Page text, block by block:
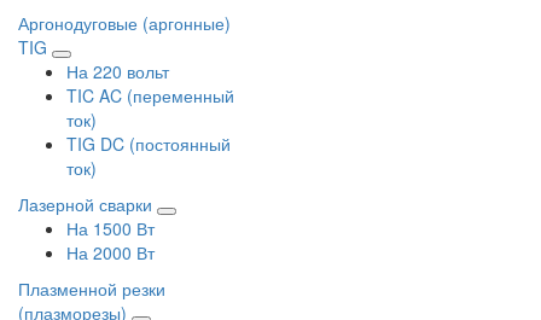
Аргонодуговые (аргонные)
TIG
На 220 вольт
TIC AC (переменный
ток)
TIG DC (постоянный
ток)
Лазерной сварки
На 1500 Вт
На 2000 Вт
Плазменной резки
(плазморезы)